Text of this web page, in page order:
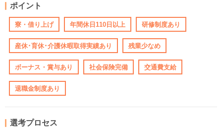
ポイント
寮・借り上げ 年間休日110日以上 研修制度あり
産休･育休･介護休暇取得実績あり 残業少なめ
ボーナス・賞与あり 社会保険完備 交通費支給
退職金制度あり
選考プロセス